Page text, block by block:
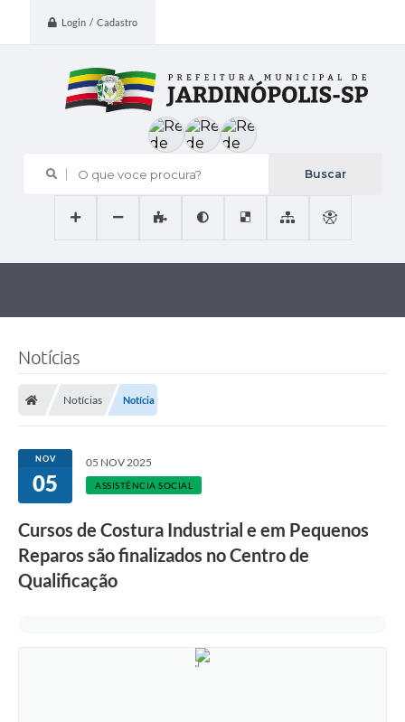
Login / Cadastro
O que voce procura?
Notícias
Notícias Notícia
NOV
05
05 NOV 2025
ASSISTÊNCIA SOCIAL
Cursos de Costura Industrial e em Pequenos
Reparos são finalizados no Centro de
Qualificação